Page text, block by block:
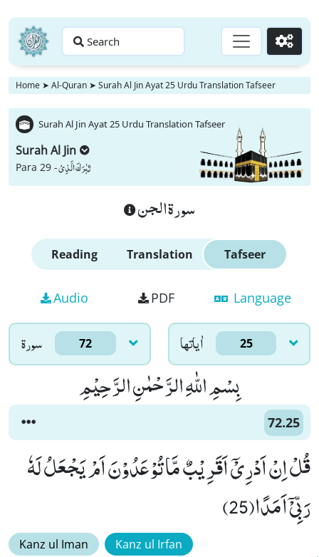
Search Go
Home ➤ Al-Quran ➤ Surah Al Jin Ayat 25 Urdu Translation Tafseer
Surah Al Jin Ayat 25 Urdu Translation Tafseer
Surah Al Jin
Para 29 -تَبٰرَكَ الَّذِیْ
سورة الجن
Reading Translation Tafseer
Audio PDF Language
سورۃ 72 اٰياتها 25
بِسْمِ اللّٰهِ الرَّحْمٰنِ الرَّحِیْمِ
72.25
قُلْ اِنْ اَدْرِیْۤ اَقَرِیْبٌ مَّا تُوْعَدُوْنَ اَمْ یَجْعَلُ لَهٗ
رَبِّیْۤ اَمَدًا(25)
Kanz ul Iman Kanz ul Irfan